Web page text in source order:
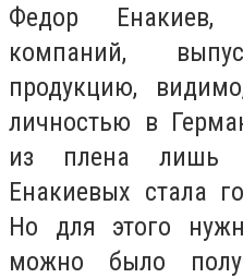
Федор Енакиев,
компаний,
продукцию,
личностью в
из плена лишь
Енакиевых стала
Но для этого
можно было